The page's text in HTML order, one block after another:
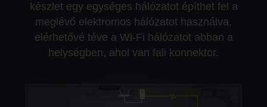
készlet egy egységes hálózatot építhet fel a
meglévő elektromos hálózatot használva,
elérhetővé téve a Wi-Fi hálózatot abban a
helységben, ahol van fali konnektor.